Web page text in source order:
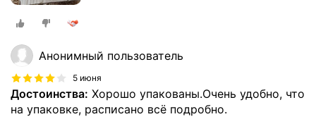
Анонимный пользователь
5 июня
Достоинства: Хорошо упакованы.Очень удобно, что
на упаковке, расписано всё подробно.